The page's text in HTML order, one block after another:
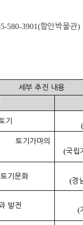
580-3901(함안박물관)
세부 추진 내용
기
(
기가마의
(국립
기문화
(경
발전
(